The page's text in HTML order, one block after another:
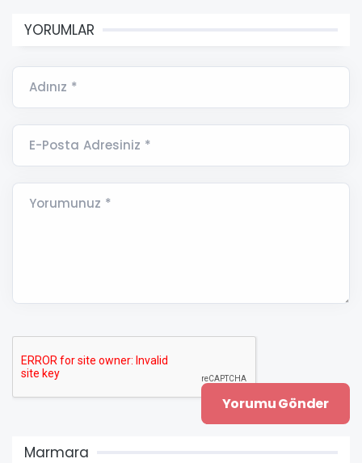
YORUMLAR
Adınız *
E-Posta Adresiniz *
Yorumunuz *
Marmara